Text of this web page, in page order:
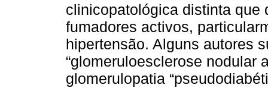
clinicopatológica distinta que
fumadores activos,
hipertensão. Alguns autores
“glomeruloesclerose nodular
glomerulopatia